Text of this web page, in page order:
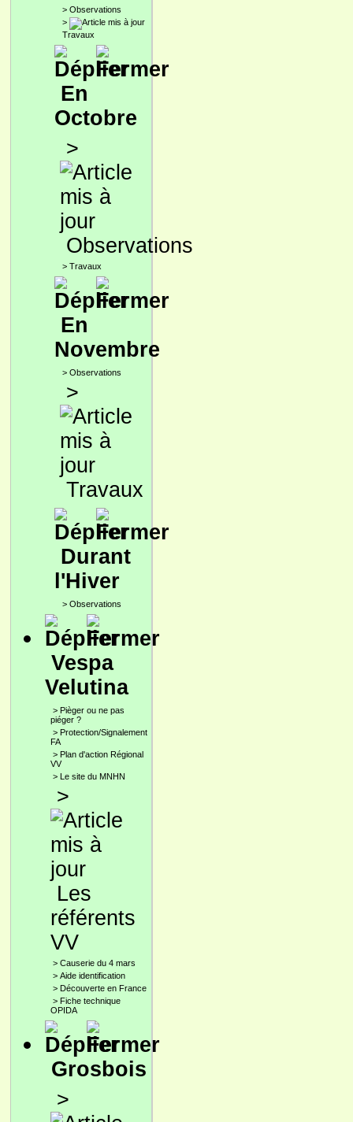
> Observations
>
Travaux
En
Octobre
>
Observations
> Travaux
En
Novembre
> Observations
>
Travaux
Durant
l'Hiver
> Observations
Vespa
Velutina
> Pièger ou ne pas
piéger ?
> Protection/Signalement
FA
> Plan d'action Régional
VV
> Le site du MNHN
>
Les
référents
VV
> Causerie du 4 mars
> Aide identification
> Découverte en France
> Fiche technique
OPIDA
Grosbois
>